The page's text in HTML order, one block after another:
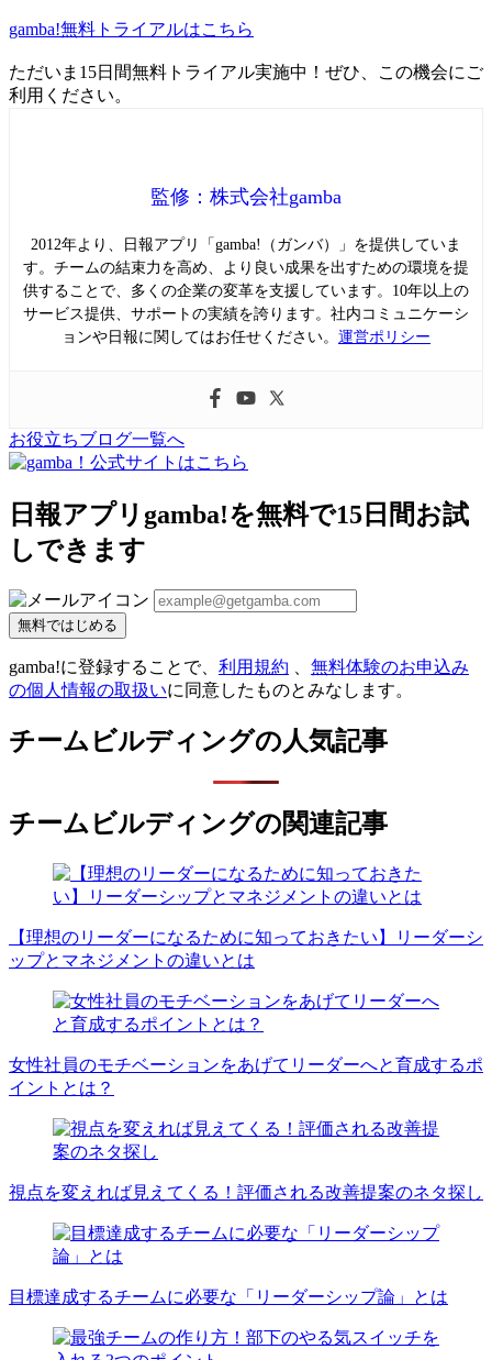
gamba!無料トライアルはこちら
ただいま15日間無料トライアル実施中！ぜひ、この機会にご
利用ください。
監修：株式会社gamba
2012年より、日報アプリ「gamba!（ガンバ）」を提供していま
す。チームの結束力を高め、より良い成果を出すための環境を提
供することで、多くの企業の変革を支援しています。10年以上の
サービス提供、サポートの実績を誇ります。社内コミュニケーシ
ョンや日報に関してはお任せください。 運営ポリシー
お役立ちブログ一覧へ
日報アプリgamba!を無料で15日間お試
しできます
無料ではじめる
gamba!に登録することで、 利用規約
無料体験のお申込み
の個人情報の取扱いに同意したものとみなします。
チームビルディングの人気記事
チームビルディングの関連記事
【理想のリーダーになるために知っておきたい】リーダーシ
ップとマネジメントの違いとは
女性社員のモチベーションをあげてリーダーへと育成するポ
イントとは？
視点を変えれば見えてくる！評価される改善提案のネタ探し
目標達成するチームに必要な「リーダーシップ論」とは